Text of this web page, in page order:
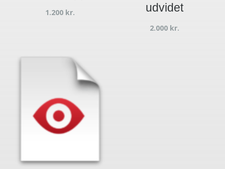
1.200 kr.
udvidet
2.000 kr.